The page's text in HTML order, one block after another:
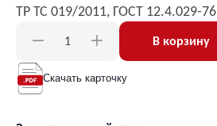
ТР ТС 019/2011, ГОСТ 12.4.029-76
В корзину
Скачать карточку